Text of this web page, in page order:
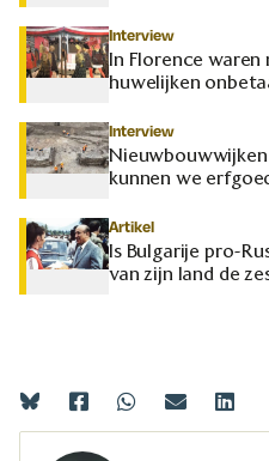
Interview
In Florence waren
huwelijken
Interview
Nieuwbouwwijken
kunnen we
Artikel
Is Bulgarije pro-
van zijn land de